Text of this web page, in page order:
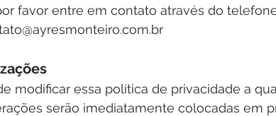
favor entre em contato através do
modificar essa política de privacidade a
serão imediatamente colocadas em